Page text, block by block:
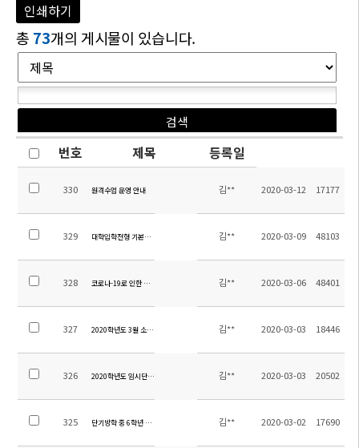
인쇄하기
총 73개의 게시물이 있습니다.
번호 제목 등록일
330 원격수업 운영 안내 김** 2020-03-12 17177
329 대학입학전형 기본사항 개정 안내 김** 2020-03-09 48103
328 코로나-19로 인한 학사일정 2차 변경 안내 김** 2020-03-06 48401
327 2020학년도 3월 소주한국학교 진로 활동 김** 2020-03-03 18446
326 2020학년도 임시단기방학(중등) 과목별 과제 안내
김** 2020-03-03 20502
325 단기방학 중 6학년 B반 중국어 과제 안내 김** 2020-03-02 17690